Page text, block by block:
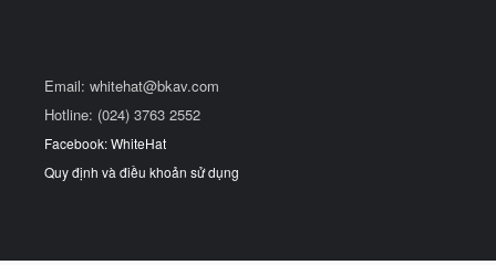
Email: whitehat@bkav.com
Hotline: (024) 3763 2552
Facebook: WhiteHat
Quy định và điều khoản sử dụng